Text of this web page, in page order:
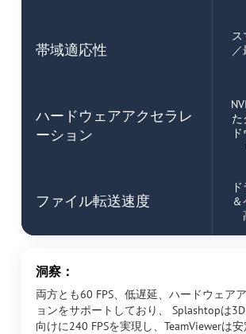
帯域適応性
ス
ハードウェアアクセラレ
ーション
た
ファイル転送速度
洞察：
両方とも60 FPS、低遅延、ハードウェア
ョンをサポートしており、 Splashtopは
向けに240 FPSを実現し、TeamViewerは